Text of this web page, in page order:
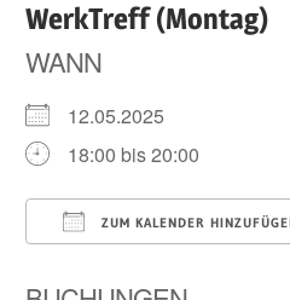
WerkTreff (Montag)
WANN
12.05.2025
18:00 bis 20:00
ZUM KALENDER